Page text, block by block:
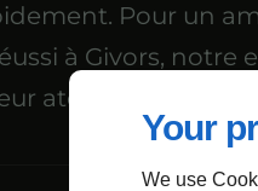
Your
We use
Pour un
à Givors, notre
atout.